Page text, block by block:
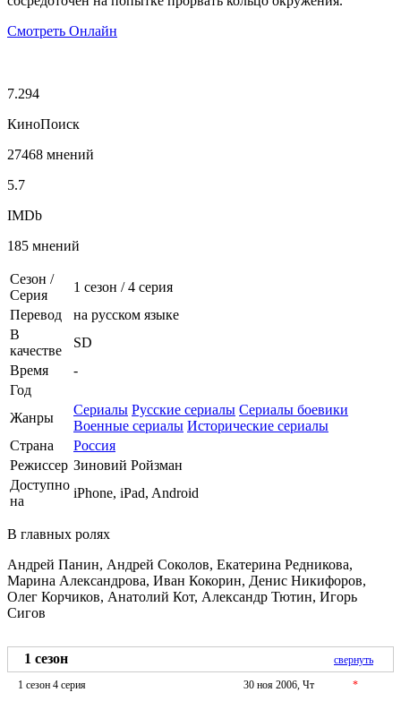
Смотреть Онлайн
7.294
КиноПоиск
27468 мнений
5.7
IMDb
185 мнений
Сезон /
Серия
1 сезон /4 серия
Перевод
на русском языке
В
качестве
SD
Время
-
Год
Жанры
Сериалы Русские сериалы Сериалы боевики
Военные сериалы Исторические сериалы
Страна
Россия
Режиссер Зиновий Ройзман
Доступно
на
iPhone, iPad, Android
В главных ролях
Андрей Панин, Андрей Соколов, Екатерина Редникова,
Марина Александрова, Иван Кокорин, Денис Никифоров,
Олег Корчиков, Анатолий Кот, Александр Тютин, Игорь
Сигов
1 сезон
свернуть
1 сезон 4 серия
30 ноя 2006, Чт
*